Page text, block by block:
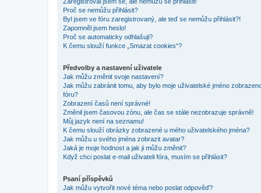
Proč se nemůžu přihlásit?
Byl jsem ve fóru zaregistrovaný, ale teď se nemůžu přihlásit?!
Zapomněl jsem heslo!
Proč se automaticky odhlašuji?
K čemu slouží funkce „Smazat cookies“?
Předvolby a nastavení uživatele
Jak můžu změnit svoje nastavení?
Jak můžu zabránit tomu, aby bylo moje uživatelské jméno
fóru?
Zobrazení časů není správné!
Změnil jsem časovou zónu, ale čas se stále nezobrazuje správně!
Můj jazyk není na seznamu!
K čemu slouží obrázky zobrazené u mého uživatelského jména?
Jak můžu u svého jména zobrazit avatar?
Jaká je moje hodnost a jak ji můžu změnit?
Když chci poslat e-mail uživateli fóra, musím se přihlásit?
Psaní příspěvků
Jak můžu vytvořit nové téma nebo poslat odpověď?